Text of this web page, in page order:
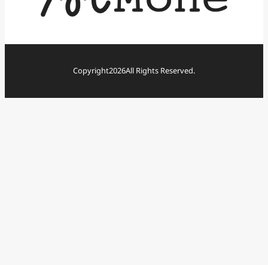
Copyright2026All Rights Reserved.